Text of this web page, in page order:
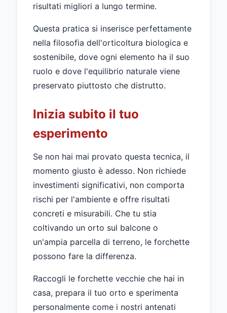
risultati migliori a lungo termine.
Questa pratica si inserisce perfettamente
nella filosofia dell'orticoltura biologica e
sostenibile, dove ogni elemento ha il suo
ruolo e dove l'equilibrio naturale viene
preservato piuttosto che distrutto.
Inizia subito il tuo
esperimento
Se non hai mai provato questa tecnica, il
momento giusto è adesso. Non richiede
investimenti significativi, non comporta
rischi per l'ambiente e offre risultati
concreti e misurabili. Che tu stia
coltivando un orto sul balcone o
un'ampia parcella di terreno, le forchette
possono fare la differenza.
Raccogli le forchette vecchie che hai in
casa, prepara il tuo orto e sperimenta
personalmente come i nostri antenati